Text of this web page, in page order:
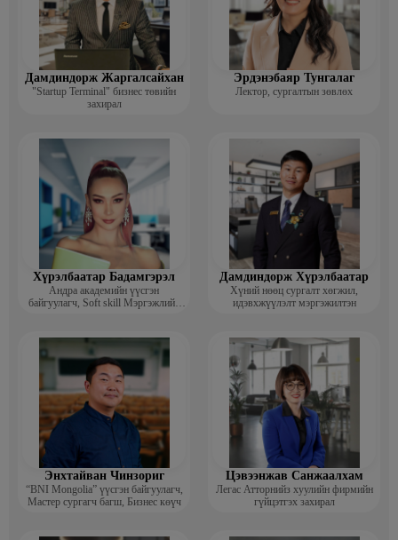
Дамдиндорж Жаргалсайхан
"Startup Terminal" бизнес төвийн
захирал
Эрдэнэбаяр Тунгалаг
Лектор, сургалтын зөвлөх
Хүрэлбаатар Бадамгэрэл
Андра академийн үүсгэн
байгуулагч, Soft skill Мэргэжлийн
Дамдиндорж Хүрэлбаатар
Хүний нөөц сургалт хөгжил,
идэвхжүүлэлт мэргэжилтэн
Энхтайван Чинзориг
“BNI Mongolia” үүсгэн байгуулагч,
Мастер сургагч багш, Бизнес көүч
Цэвээнжав Санжаалхам
Легас Атторнийз хуулийн фирмийн
гүйцэтгэх захирал